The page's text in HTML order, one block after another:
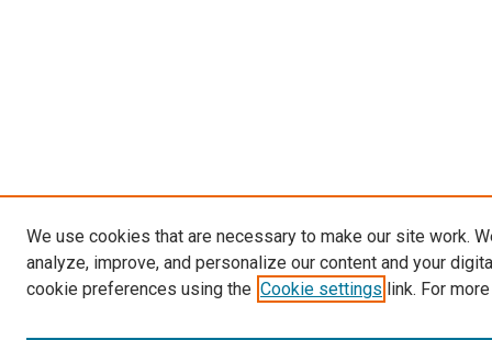
We use cookies that are necessary to make our site work.
analyze, improve, and personalize our content and your
cookie preferences using the Cookie settings link. For